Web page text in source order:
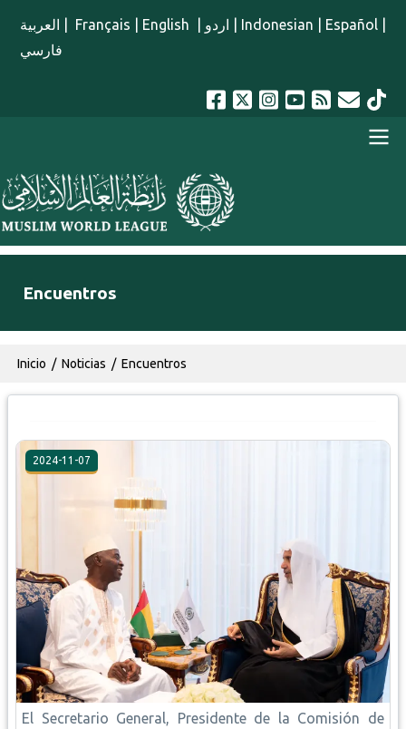
العربية Français English اردو Indonesian Español
فارسي
menu spanish
Encuentros
Ruta de navegación
Inicio Noticias Encuentros
2024-11-07
El Secretario General, Presidente de la Comisión de